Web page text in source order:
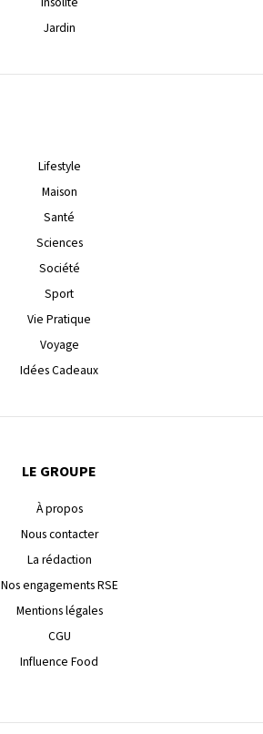
Jardin
Lifestyle
Maison
Santé
Sciences
Société
Sport
Vie Pratique
Voyage
Idées Cadeaux
LE GROUPE
À propos
Nous contacter
La rédaction
Nos engagements RSE
Mentions légales
CGU
Influence Food